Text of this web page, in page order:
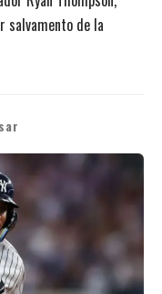
salvamento de la